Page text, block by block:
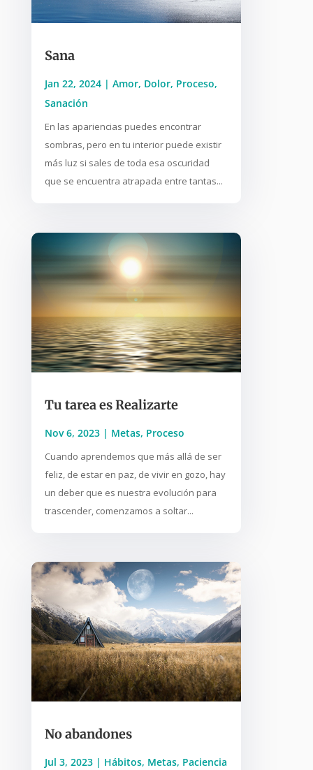
Sana
Jan 22, 2024| Amor, Dolor, Proceso,
Sanación
En las apariencias puedes encontrar
sombras, pero en tu interior puede existir
más luz si sales de toda esa oscuridad
que se encuentra atrapada entre tantas...
Tu tarea es Realizarte
Nov 6, 2023| Metas, Proceso
Cuando aprendemos que más allá de ser
feliz, de estar en paz, de vivir en gozo, hay
un deber que es nuestra evolución para
trascender, comenzamos a soltar...
No abandones
Jul 3, 2023| Hábitos, Metas, Paciencia